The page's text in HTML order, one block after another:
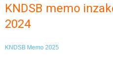
KNDSB memo
2024
KNDSB Memo 2025